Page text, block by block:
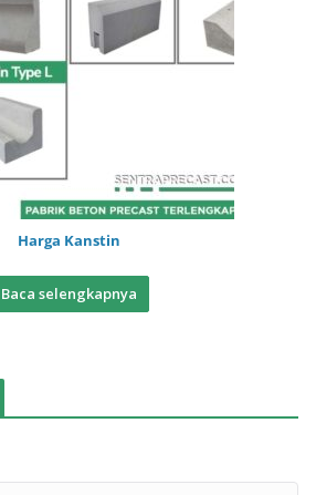
Harga Kanstin
Baca selengkapnya